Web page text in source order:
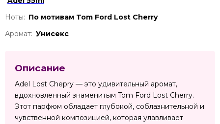
Ноты: По мотивам Tom Ford Lost Cherry
Аромат: Унисекс
Описание
Adel Lost Chepry — это удивительный аромат,
вдохновленный знаменитым Tom Ford Lost Cherry.
Этот парфюм обладает глубокой, соблазнительной и
чувственной композицией, которая улавливает